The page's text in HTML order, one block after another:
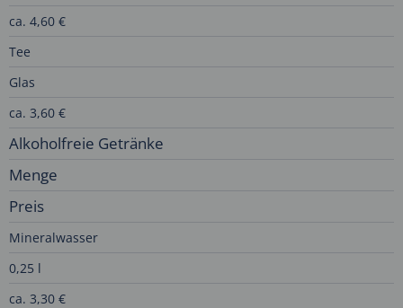
ca. 4,60 €
Tee
Glas
ca. 3,60 €
Alkoholfreie Getränke
Menge
Preis
Mineralwasser
0,25 l
ca. 3,30 €